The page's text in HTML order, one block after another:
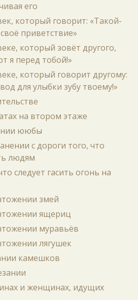
его
который говорит: «Такой-
приветствие»
который зовёт другого,
я перед тобой!»
который говорит другому:
для улыбки зубу твоему!»
на втором этаже
ююбы
с дороги того, что
людям
следует гасить огонь на
змей
ящериц
муравьёв
лягушек
камешков
и женщинах, идущих